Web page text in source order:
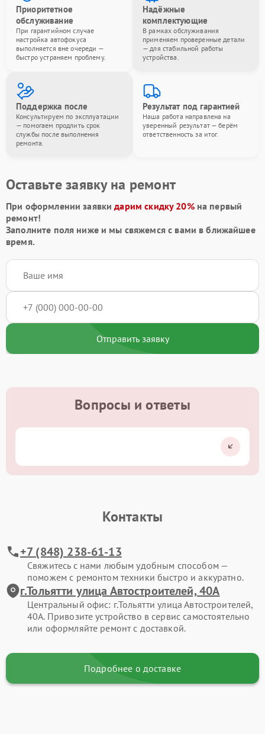
Приоритетное
обслуживание
При гарантийном случае
настройка автофокуса
выполняется вне очереди —
быстро устраняем проблему.
Надёжные
комплектующие
В рамках обслуживания
применяем проверенные детали
— для стабильной работы
устройства.
Поддержка после
Консультируем по эксплуатации
— помогаем продлить срок
службы после выполнения
ремонта.
Результат под гарантией
Наша работа направлена на
уверенный результат — берём
ответственность за итог.
Оставьте заявку на ремонт
При оформлении заявкидарим скидку 20%на первый
ремонт!
Заполните поля ниже и мы свяжемся с вами в ближайшее
время.
Отправить заявку
Вопросы и ответы
Контакты
+7 (848) 238-61-13
Свяжитесь с нами любым удобным способом —
поможем с ремонтом техники быстро и аккуратно.
г.Тольятти улица Автостроителей, 40А
Центральный офис: г.Тольятти улица Автостроителей,
40А. Привозите устройство в сервис самостоятельно
или оформляйте ремонт с доставкой.
Подробнее о доставке